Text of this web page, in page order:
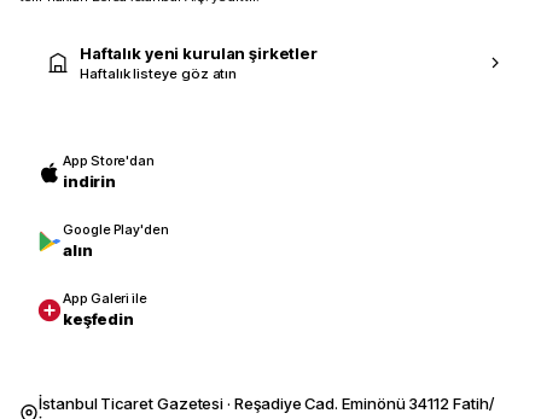
Haftalık yeni kurulan şirketler
Haftalık listeye göz atın
App Store'dan
indirin
Google Play'den
alın
App Galeri ile
keşfedin
İstanbul Ticaret Gazetesi · Reşadiye Cad. Eminönü 34112 Fatih/